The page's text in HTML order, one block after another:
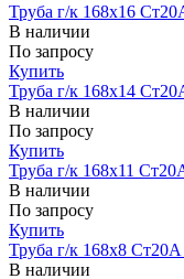
Труба г/к 168х16
В наличии
По запросу
Купить
Труба г/к 168х14
В наличии
По запросу
Купить
Труба г/к 168х11
В наличии
По запросу
Купить
Труба г/к 168х8
В наличии